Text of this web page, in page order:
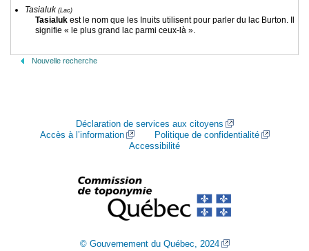
Tasialuk (Lac)
Tasialuk est le nom que les Inuits utilisent pour parler du lac Burton. Il
signifie « le plus grand lac parmi ceux-là ».
Nouvelle recherche
Déclaration de services aux citoyens
Accès à l’information
Politique de confidentialité
Accessibilité
© Gouvernement du Québec, 2024